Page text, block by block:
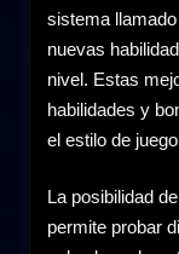
sistema llamado
nuevas
nivel. Estas
habilidades y
el estilo de
La posibilidad
permite probar